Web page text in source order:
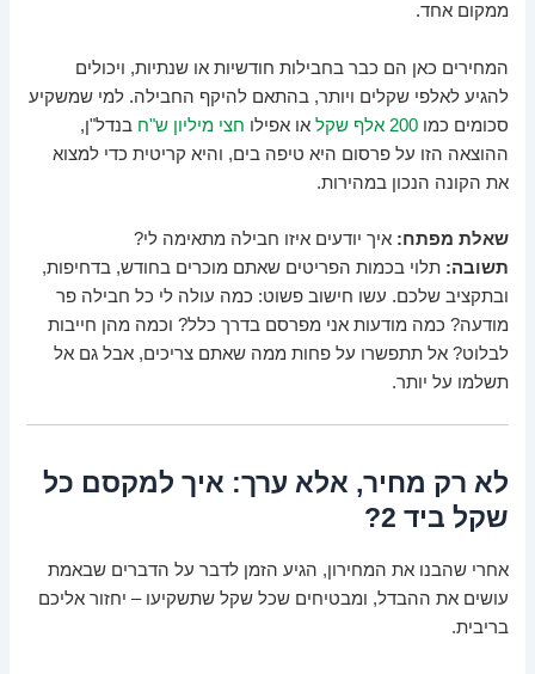
ממקום אחד.
המחירים כאן הם כבר בחבילות חודשיות או שנתיות, ויכולים
להגיע לאלפי שקלים ויותר, בהתאם להיקף החבילה. למי שמשקיע
סכומים כמו200 אלף שקל או אפילו חצי מיליון ש"ח בנדל"ן,
ההוצאה הזו על פרסום היא טיפה בים, והיא קריטית כדי למצוא
את הקונה הנכון במהירות.
שאלת מפתח: איך יודעים איזו חבילה מתאימה לי?
תשובה: תלוי בכמות הפריטים שאתם מוכרים בחודש, בדחיפות,
ובתקציב שלכם. עשו חישוב פשוט: כמה עולה לי כל חבילה פר
מודעה? כמה מודעות אני מפרסם בדרך כלל? וכמה מהן חייבות
לבלוט? אל תתפשרו על פחות ממה שאתם צריכים, אבל גם אל
תשלמו על יותר.
לא רק מחיר, אלא ערך: איך למקסם כל
שקל ביד 2?
אחרי שהבנו את המחירון, הגיע הזמן לדבר על הדברים שבאמת
עושים את ההבדל, ומבטיחים שכל שקל שתשקיעו – יחזור אליכם
בריבית.